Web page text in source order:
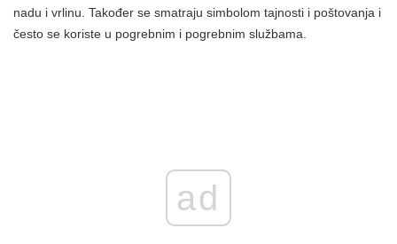
nadu i vrlinu. Također se smatraju simbolom tajnosti i poštovanja i
često se koriste u pogrebnim i pogrebnim službama.
ad